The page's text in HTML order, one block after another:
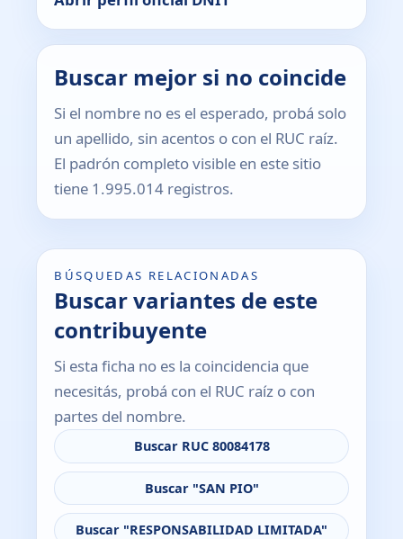
Buscar mejor si no coincide
Si el nombre no es el esperado, probá solo
un apellido, sin acentos o con el RUC raíz.
El padrón completo visible en este sitio
tiene 1.995.014 registros.
BÚSQUEDAS RELACIONADAS
Buscar variantes de este
contribuyente
Si esta ficha no es la coincidencia que
necesitás, probá con el RUC raíz o con
partes del nombre.
Buscar RUC 80084178
Buscar "SAN PIO"
Buscar "RESPONSABILIDAD LIMITADA"